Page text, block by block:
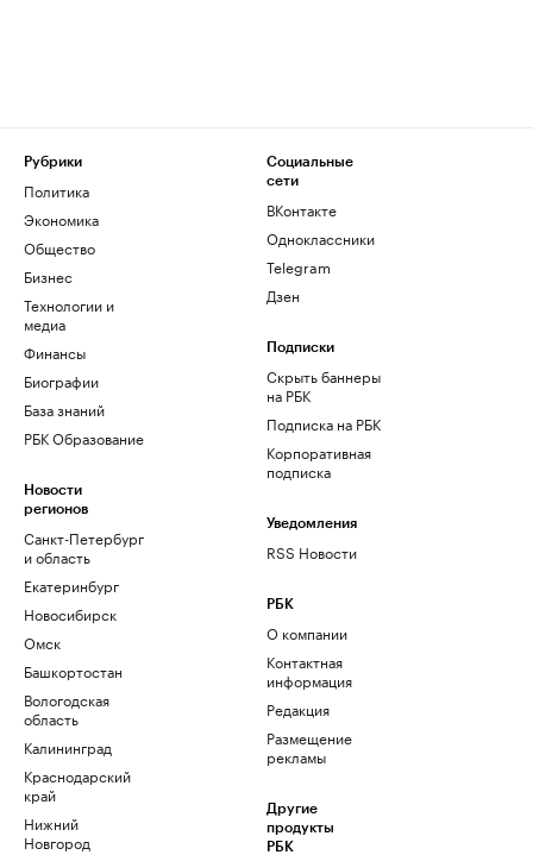
Рубрики
Политика
Экономика
Общество
Бизнес
Технологии и
медиа
Финансы
Биографии
База знаний
РБК Образование
Новости
регионов
Санкт-Петербург
и область
Екатеринбург
Новосибирск
Омск
Башкортостан
Вологодская
область
Калининград
Краснодарский
край
Нижний
Новгород
Социальные
сети
ВКонтакте
Одноклассники
Telegram
Дзен
Подписки
Скрыть баннеры
на РБК
Подписка на РБК
Корпоративная
подписка
Уведомления
RSS Новости
РБК
О компании
Контактная
информация
Редакция
Размещение
рекламы
Другие
продукты
РБК